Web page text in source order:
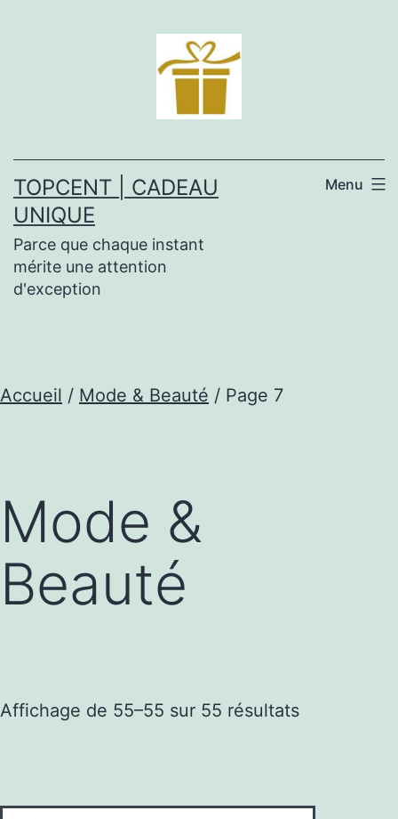
TOPCENT | CADEAU
UNIQUE
Parce que chaque instant
mérite une attention
d'exception
Menu
Accueil / Mode & Beauté / Page 7
Mode &
Beauté
Affichage de 55–55 sur 55 résultatsTrié